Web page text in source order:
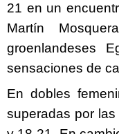
21 en un
Martín
groenlandeses
sensaciones de
En dobles
superadas por